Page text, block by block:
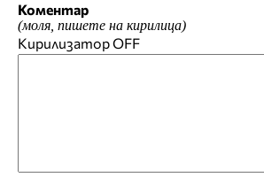
Коментар
(моля, пишете на кирилица)
КирилизаторOFF